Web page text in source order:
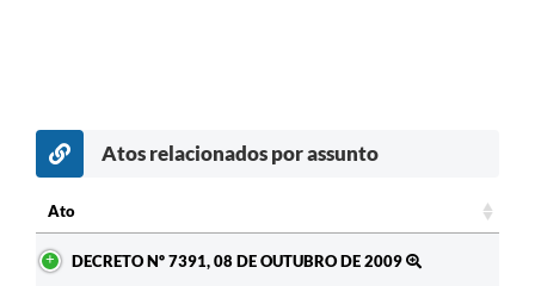
Telefones Úteis
A Prefeitura
Enquete
Atos relacionados por assunto
Ato
DECRETO Nº 7391, 08 DE OUTUBRO DE 2009